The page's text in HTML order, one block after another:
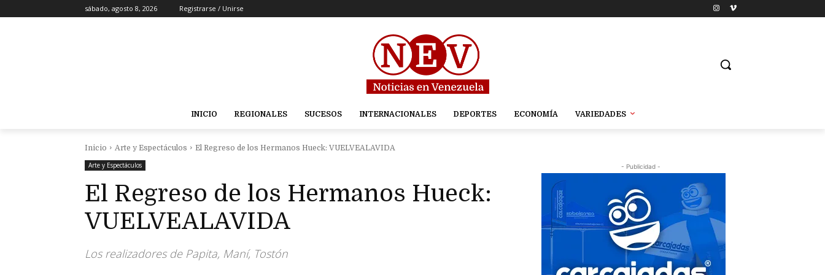
sábado, agosto 8, 2026 Registrarse / Unirse
INICIO REGIONALES SUCESOS INTERNACIONALES DEPORTES ECONOMÍA VARIEDADES
Inicio Arte y Espectáculos
El Regreso de los Hermanos Hueck: VUELVEALAVIDA
Arte y Espectáculos
El Regreso de los Hermanos Hueck:
VUELVEALAVIDA
Los realizadores de Papita, Maní, Tostón
- Publicidad -